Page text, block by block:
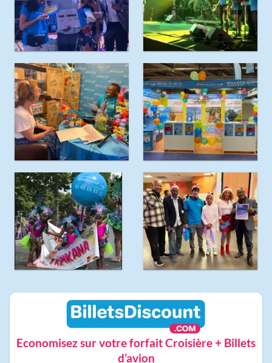
Economisez sur votre forfait Croisière + Billets
d’avion